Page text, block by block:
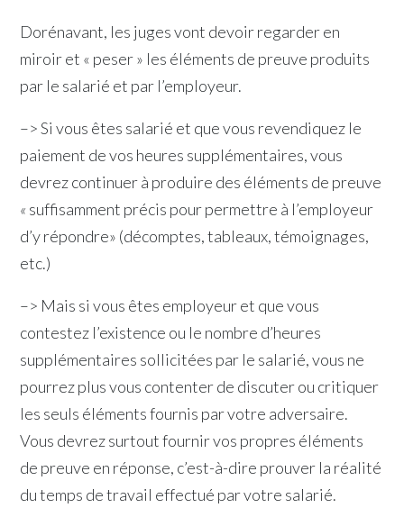
Dorénavant, les juges vont devoir regarder en
miroir et « peser » les éléments de preuve produits
par le salarié et par l’employeur.
–> Si vous êtes salarié et que vous revendiquez le
paiement de vos heures supplémentaires, vous
devrez continuer à produire des éléments de preuve
« suffisamment précis pour permettre à l’employeur
d’y répondre» (décomptes, tableaux, témoignages,
etc.)
–> Mais si vous êtes employeur et que vous
contestez l’existence ou le nombre d’heures
supplémentaires sollicitées par le salarié, vous ne
pourrez plus vous contenter de discuter ou critiquer
les seuls éléments fournis par votre adversaire.
Vous devrez surtout fournir vos propres éléments
de preuve en réponse, c’est-à-dire prouver la réalité
du temps de travail effectué par votre salarié.